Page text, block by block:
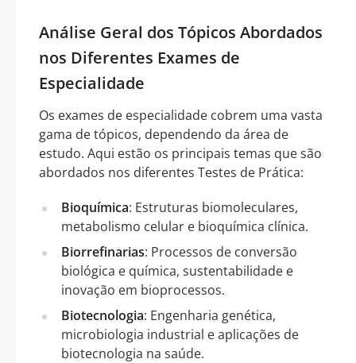
Análise Geral dos Tópicos Abordados
nos Diferentes Exames de
Especialidade
Os exames de especialidade cobrem uma vasta
gama de tópicos, dependendo da área de
estudo. Aqui estão os principais temas que são
abordados nos diferentes Testes de Prática:
Bioquímica: Estruturas biomoleculares,
metabolismo celular e bioquímica clínica.
Biorrefinarias: Processos de conversão
biológica e química, sustentabilidade e
inovação em bioprocessos.
Biotecnologia: Engenharia genética,
microbiologia industrial e aplicações de
biotecnologia na saúde.